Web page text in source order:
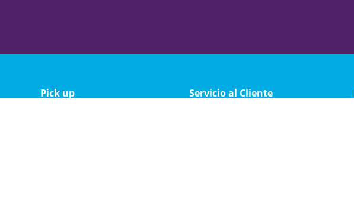
Pick up Servicio al Cliente